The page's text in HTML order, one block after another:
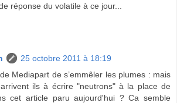
réponse du volatile à ce jour...
25 octobre 2011 à 18:19
Mediapart de s’emmêler les plumes : mais
ils à écrire "neutrons" à la place de
cet article paru aujourd'hui ? Ca semble